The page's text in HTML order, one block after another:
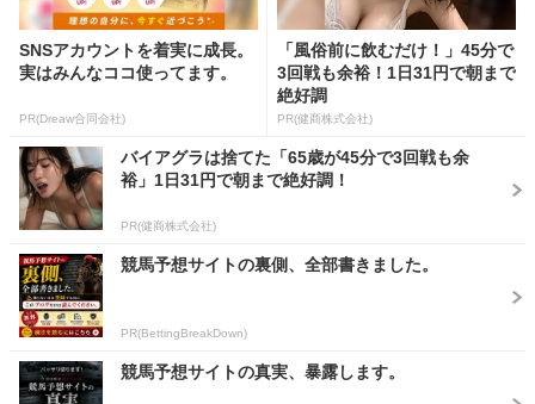
SNSアカウントを着実に成長。
実はみんなココ使ってます。
PR(Dreaw合同会社)
「風俗前に飲むだけ！」45分で
3回戦も余裕！1日31円で朝まで
絶好調
PR(健商株式会社)
バイアグラは捨てた「65歳が45分で3回戦も余
裕」1日31円で朝まで絶好調！
PR(健商株式会社)
競馬予想サイトの裏側、全部書きました。
PR(BettingBreakDown)
競馬予想サイトの真実、暴露します。